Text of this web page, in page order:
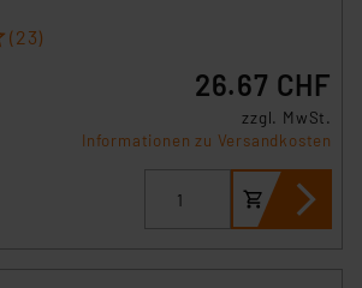
(23)
26.67 CHF
zzgl. MwSt.
Informationen zu Versandkosten